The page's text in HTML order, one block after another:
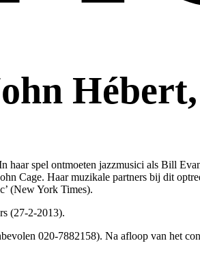
spel ontmoeten jazzmusici als Bill
Cage. Haar muzikale partners bij dit
(New York Times).
(27-2-2013).
020-7882158). Na afloop van het